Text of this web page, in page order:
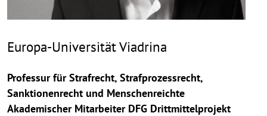
Europa-Universität Viadrina
Professur für Strafrecht, Strafprozessrecht,
Sanktionenrecht und Menschenreichte
Akademischer Mitarbeiter DFG Drittmittelprojekt